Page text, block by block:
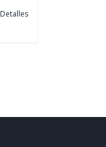
Detalles